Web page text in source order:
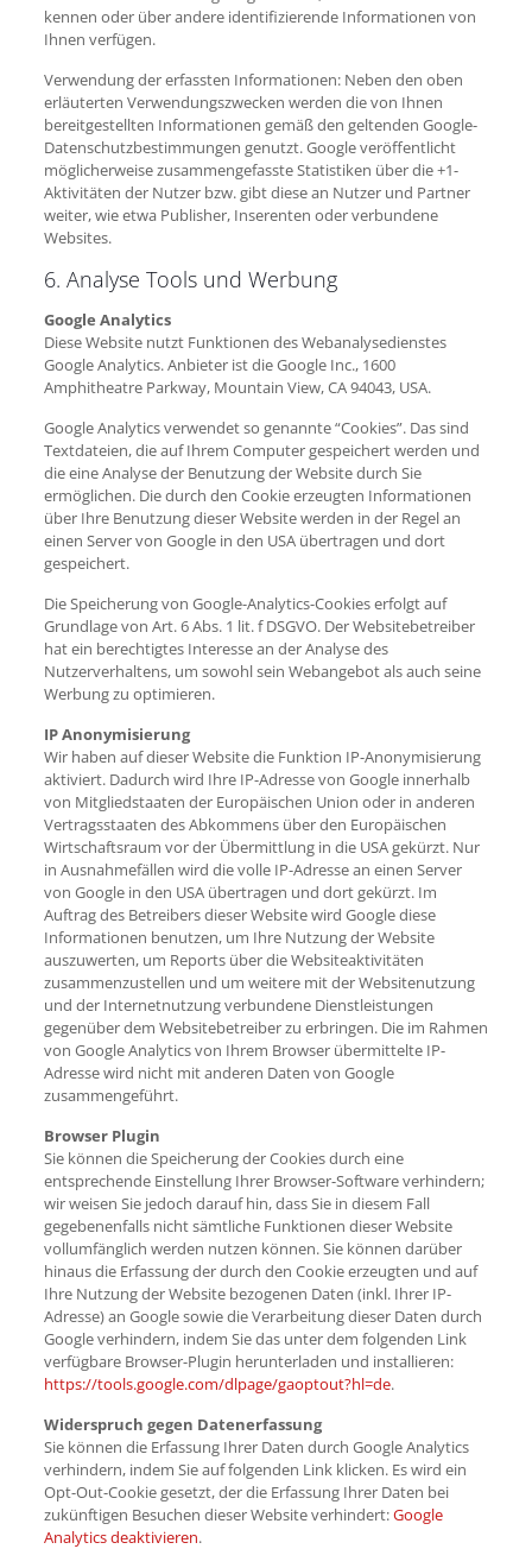
kennen oder über andere identifizierende Informationen von
Ihnen verfügen.
Verwendung der erfassten Informationen: Neben den oben
erläuterten Verwendungszwecken werden die von Ihnen
bereitgestellten Informationen gemäß den geltenden Google-
Datenschutzbestimmungen genutzt. Google veröffentlicht
möglicherweise zusammengefasste Statistiken über die +1-
Aktivitäten der Nutzer bzw. gibt diese an Nutzer und Partner
weiter, wie etwa Publisher, Inserenten oder verbundene
Websites.
6. Analyse Tools und Werbung
Google Analytics
Diese Website nutzt Funktionen des Webanalysedienstes
Google Analytics. Anbieter ist die Google Inc., 1600
Amphitheatre Parkway, Mountain View, CA 94043, USA.
Google Analytics verwendet so genannte “Cookies”. Das sind
Textdateien, die auf Ihrem Computer gespeichert werden und
die eine Analyse der Benutzung der Website durch Sie
ermöglichen. Die durch den Cookie erzeugten Informationen
über Ihre Benutzung dieser Website werden in der Regel an
einen Server von Google in den USA übertragen und dort
gespeichert.
Die Speicherung von Google-Analytics-Cookies erfolgt auf
Grundlage von Art. 6 Abs. 1 lit. f DSGVO. Der Websitebetreiber
hat ein berechtigtes Interesse an der Analyse des
Nutzerverhaltens, um sowohl sein Webangebot als auch seine
Werbung zu optimieren.
IP Anonymisierung
Wir haben auf dieser Website die Funktion IP-Anonymisierung
aktiviert. Dadurch wird Ihre IP-Adresse von Google innerhalb
von Mitgliedstaaten der Europäischen Union oder in anderen
Vertragsstaaten des Abkommens über den Europäischen
Wirtschaftsraum vor der Übermittlung in die USA gekürzt. Nur
in Ausnahmefällen wird die volle IP-Adresse an einen Server
von Google in den USA übertragen und dort gekürzt. Im
Auftrag des Betreibers dieser Website wird Google diese
Informationen benutzen, um Ihre Nutzung der Website
auszuwerten, um Reports über die Websiteaktivitäten
zusammenzustellen und um weitere mit der Websitenutzung
und der Internetnutzung verbundene Dienstleistungen
gegenüber dem Websitebetreiber zu erbringen. Die im Rahmen
von Google Analytics von Ihrem Browser übermittelte IP-
Adresse wird nicht mit anderen Daten von Google
zusammengeführt.
Browser Plugin
Sie können die Speicherung der Cookies durch eine
entsprechende Einstellung Ihrer Browser-Software verhindern;
wir weisen Sie jedoch darauf hin, dass Sie in diesem Fall
gegebenenfalls nicht sämtliche Funktionen dieser Website
vollumfänglich werden nutzen können. Sie können darüber
hinaus die Erfassung der durch den Cookie erzeugten und auf
Ihre Nutzung der Website bezogenen Daten (inkl. Ihrer IP-
Adresse) an Google sowie die Verarbeitung dieser Daten durch
Google verhindern, indem Sie das unter dem folgenden Link
verfügbare Browser-Plugin herunterladen und installieren:
https://tools.google.com/dlpage/gaoptout?hl=de.
Widerspruch gegen Datenerfassung
Sie können die Erfassung Ihrer Daten durch Google Analytics
verhindern, indem Sie auf folgenden Link klicken. Es wird ein
Opt-Out-Cookie gesetzt, der die Erfassung Ihrer Daten bei
zukünftigen Besuchen dieser Website verhindert:Google
Analytics deaktivieren.